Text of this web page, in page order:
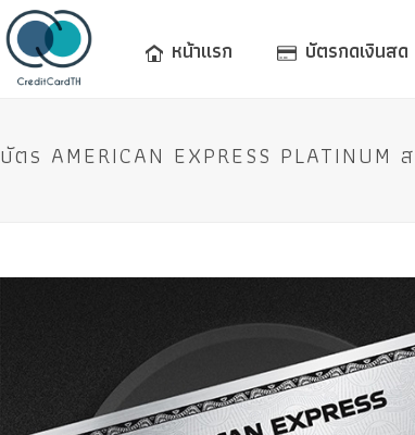
หน้าแรก บัตรกดเงินสด
บัตร AMERICAN EXPRESS